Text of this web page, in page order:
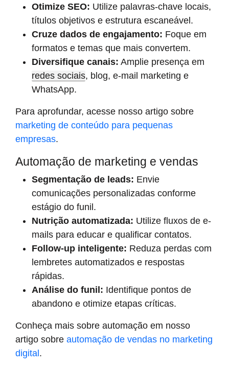
Otimize SEO: Utilize palavras-chave locais,
títulos objetivos e estrutura escaneável.
Cruze dados de engajamento: Foque em
formatos e temas que mais convertem.
Diversifique canais: Amplie presença em
redes sociais, blog, e-mail marketing e
WhatsApp.
Para aprofundar, acesse nosso artigo sobre
marketing de conteúdo para pequenas
empresas.
Automação de marketing e vendas
Segmentação de leads: Envie
comunicações personalizadas conforme
estágio do funil.
Nutrição automatizada: Utilize fluxos de e-
mails para educar e qualificar contatos.
Follow-up inteligente: Reduza perdas com
lembretes automatizados e respostas
rápidas.
Análise do funil: Identifique pontos de
abandono e otimize etapas críticas.
Conheça mais sobre automação em nosso
artigo sobre automação de vendas no marketing
digital.